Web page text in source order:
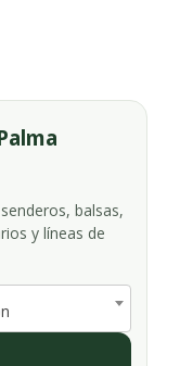
balsas,
y líneas de